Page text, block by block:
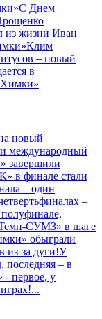
С Днем
из жизни Иван
Клим
– новый
в
новый
международный
завершили
в финале стали
– один
–
СУМЗ» в шаге
обыграли
за дуги!У
– в
первое, у
...